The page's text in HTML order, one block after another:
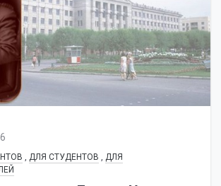
ДЛЯ СТУДЕНТОВ
ДЛЯ